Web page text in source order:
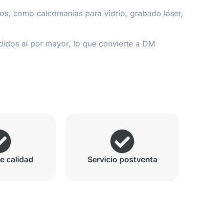
como calcomanías para vidrio, grabado láser,
al por mayor, lo que convierte a DM
calidad Servicio postventa